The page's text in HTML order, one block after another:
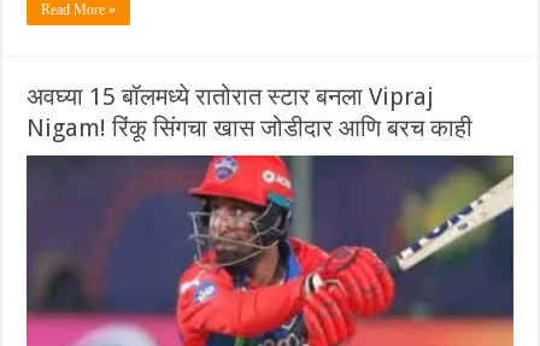
Read More »
अवघ्या 15 बॉलमध्ये रातोरात स्टार बनला Vipraj
Nigam! रिंकू सिंगचा खास जोडीदार आणि बरच काही